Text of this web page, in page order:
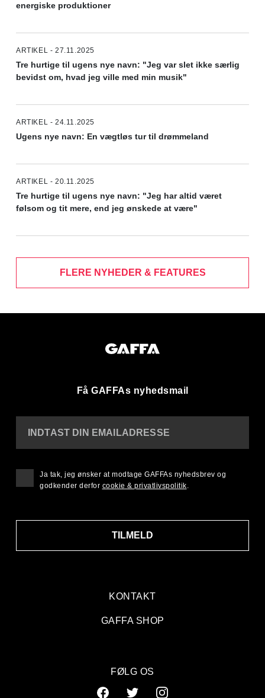
energiske produktioner
ARTIKEL - 27.11.2025
Tre hurtige til ugens nye navn: "Jeg var slet ikke særlig
bevidst om, hvad jeg ville med min musik"
ARTIKEL - 24.11.2025
Ugens nye navn: En vægtløs tur til drømmeland
ARTIKEL - 20.11.2025
Tre hurtige til ugens nye navn: "Jeg har altid været
følsom og tit mere, end jeg ønskede at være"
FLERE NYHEDER & FEATURES
Få GAFFAs nyhedsmail
KONTAKT
GAFFA SHOP
INDTAST DIN EMAILADRESSE
TILMELD
Ja tak, jeg ønsker at modtage GAFFAs nyhedsbrev og
godkender derfor cookie & privatlivspolitik.
FØLG OS